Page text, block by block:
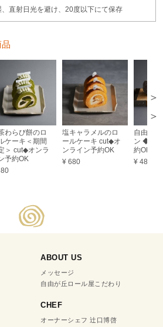
、直射日光を避け、20度以下にて保存
わらび餅のロ
ケーキ＜期間
＞ cut◆オンラ
予約OK
塩キャラメルのロ
ールケーキ cut◆オ
ンライン予約OK
¥ 680
自由が
ン ◆オ
約OK
¥ 480
＞
ABOUT US
メッセージ
自由が丘ロール屋こだわり
CHEF
オーナーシェフ 辻口博啓